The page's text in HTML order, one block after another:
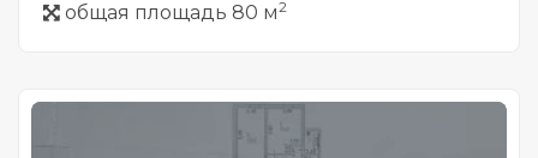
общая площадь 80 м2